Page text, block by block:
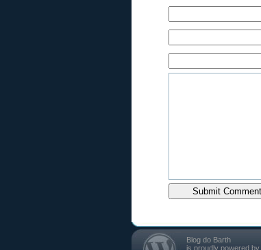
Blog do Barth
is proudly powered by